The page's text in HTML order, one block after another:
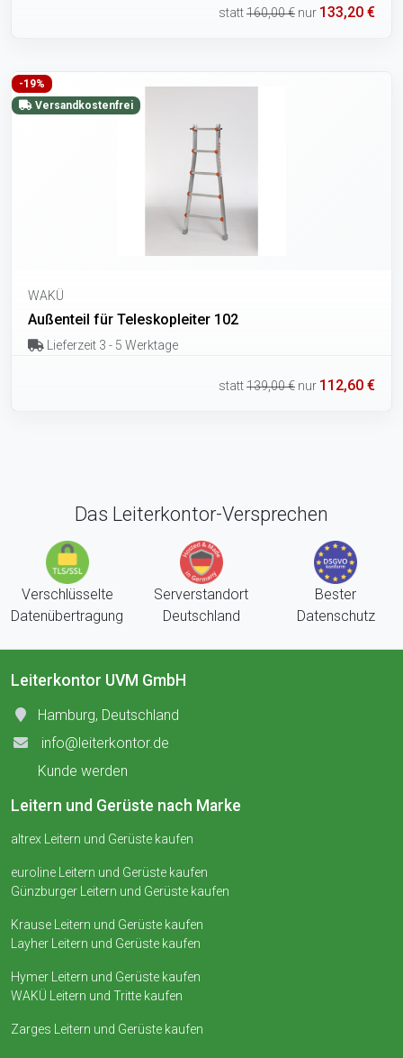
statt160,00 € nur 133,20 €
-19%
Versandkostenfrei
WAKÜ
Außenteil für Teleskopleiter 102
Lieferzeit 3 - 5 Werktage
statt139,00 € nur 112,60 €
Das Leiterkontor-Versprechen
Verschlüsselte
Datenübertragung
Serverstandort
Deutschland
Bester
Datenschutz
Leiterkontor UVM GmbH
Hamburg, Deutschland
info@leiterkontor.de
Kunde werden
Leitern und Gerüste nach Marke
altrex Leitern und Gerüste kaufen
euroline Leitern und Gerüste kaufen
Günzburger Leitern und Gerüste kaufen
Krause Leitern und Gerüste kaufen
Layher Leitern und Gerüste kaufen
Hymer Leitern und Gerüste kaufen
WAKÜ Leitern und Tritte kaufen
Zarges Leitern und Gerüste kaufen